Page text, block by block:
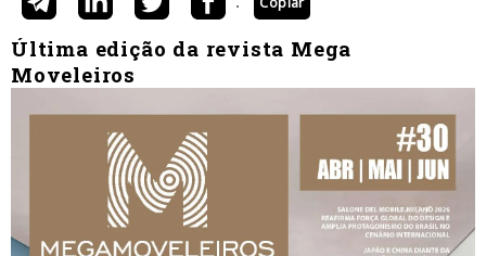
Última edição da revista Mega
Moveleiros